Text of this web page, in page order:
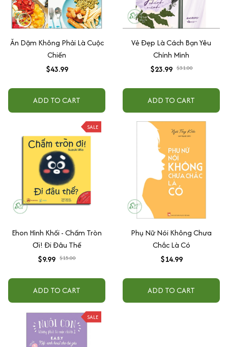
Ăn Dặm Không Phải Là Cuộc
Chiến
$43.99
ADD TO CART
Vẻ Đẹp Là Cách Bạn Yêu
Chính Mình
$23.99 $31.00
ADD TO CART
SALE
Ehon Hình Khối - Chấm Tròn
Ơi! Đi Đâu Thế
$9.99 $15.00
ADD TO CART
Phụ Nữ Nói Không Chưa
Chắc Là Có
$14.99
ADD TO CART
SALE